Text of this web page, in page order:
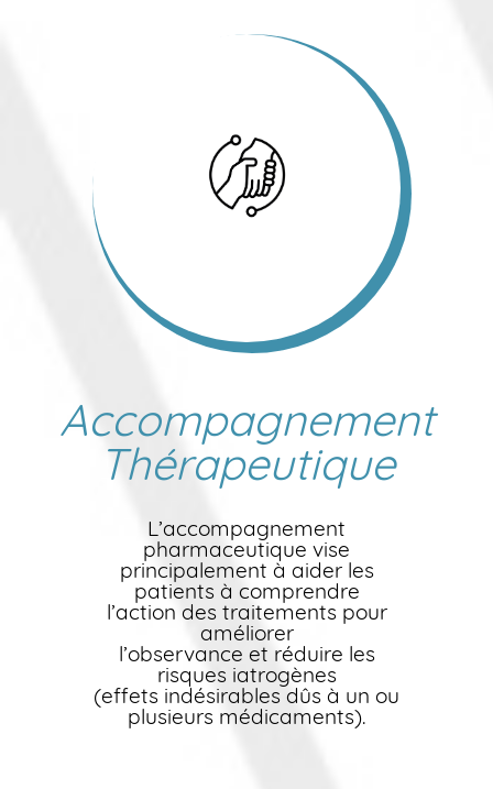
Accompagnement
Thérapeutique
L’accompagnement
pharmaceutique vise
principalement à aider les
patients à comprendre
l’action des traitements pour
améliorer
l’observance et réduire les
risques iatrogènes
(effets indésirables dûs à un ou
plusieurs médicaments).